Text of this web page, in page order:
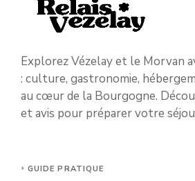
Explorez Vézelay et le Morvan
: culture, gastronomie,
au cœur de la Bourgogne.
et avis pour préparer votre
GUIDE PRATIQUE